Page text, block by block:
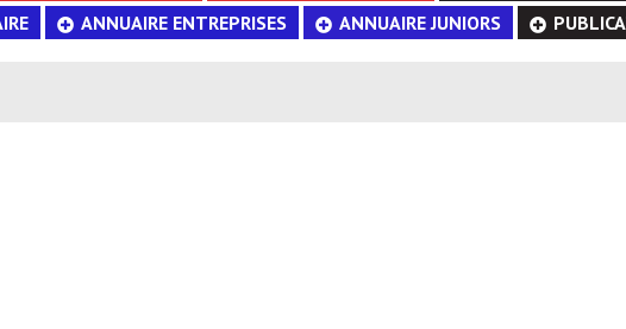
ANNUAIRE ENTREPRISES ANNUAIRE JUNIORS